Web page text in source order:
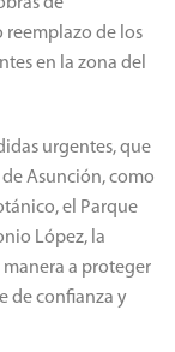
de los
en la zona del
urgentes, que
Asunción, como
el Parque
López, la
manera a proteger
de confianza y